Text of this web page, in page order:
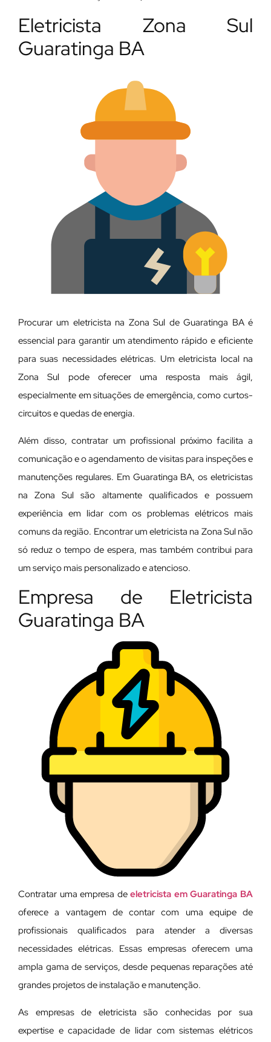
Eletricista Zona Sul
Guaratinga BA
Procurar um eletricista na Zona Sul de Guaratinga BA é
essencial para garantir um atendimento rápido e eficiente
para suas necessidades elétricas. Um eletricista local na
Zona Sul pode oferecer uma resposta mais ágil,
especialmente em situações de emergência, como curtos-
circuitos e quedas de energia.
Além disso, contratar um profissional próximo facilita a
comunicação e o agendamento de visitas para inspeções e
manutenções regulares. Em Guaratinga BA, os eletricistas
na Zona Sul são altamente qualificados e possuem
experiência em lidar com os problemas elétricos mais
comuns da região. Encontrar um eletricista na Zona Sul não
só reduz o tempo de espera, mas também contribui para
um serviço mais personalizado e atencioso.
Empresa de Eletricista
Guaratinga BA
Contratar uma empresa deeletricista em Guaratinga BA
oferece a vantagem de contar com uma equipe de
profissionais qualificados para atender a diversas
necessidades elétricas. Essas empresas oferecem uma
ampla gama de serviços, desde pequenas reparações até
grandes projetos de instalação e manutenção.
As empresas de eletricista são conhecidas por sua
expertise e capacidade de lidar com sistemas elétricos